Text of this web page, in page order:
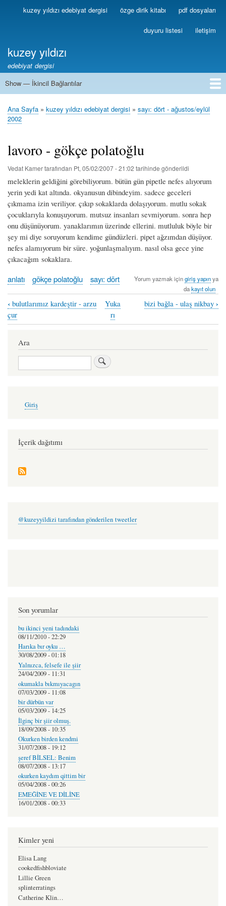
Ana
içeriğe
Birincilkuzey yıldızı edebiyat dergisi özge dirik kitabı pdf dosyaları
duyuru listesi iletişim
kuzey yıldızı
edebiyat dergisi
İkincil
Show — İkincil Bağlantılar
1
2
3
4
5
6
7
8
9
10
11
12
13
Sayfa
Ana Sayfa kuzey yıldızı edebiyat dergisi
sayı: dört - ağustos/eylül
2002
lavoro - gökçe polatoğlu
Vedat Kamertarafından Pt, 05/02/2007 - 21:02 tarihinde gönderildi
meleklerin geldiğini görebiliyorum. bütün gün pipetle nefes alıyorum
yerin yedi kat altında. okyanusun dibindeyim. sadece geceleri
çıkmama izin veriliyor. çıkıp sokaklarda dolaşıyorum. mutlu sokak
çocuklarıyla konuşuyorum. mutsuz insanları sevmiyorum. sonra hep
onu düşünüyorum. yanaklarımın üzerinde ellerini. mutluluk böyle bir
şey mi diye soruyorum kendime gündüzleri. pipet ağzımdan düşüyor.
nefes alamıyorum bir süre. yoğunlaşmalıyım. nasıl olsa gece yine
çıkacağım sokaklara.
anlatı gökçe polatoğlu sayı: dört Yorum yazmak içingiriş yapınya
dakayıt olun
Book
traversal
links
for
lavoro
gökçe
polatoğlu
‹ bulutlarımız kardeştir - arzu
çur
Yuka
rı
bizi bağla - ulaş nikbay ›
Ara
Ara
account
Giriş
İçerik dağıtımı
@kuzeyyildizi tarafından gönderilen tweetler
Son yorumlar
bu ikinci yeni tadındaki
08/11/2010 - 22:29
Harıka bır oyku …
30/08/2009 - 01:18
Yalnızca, felsefe ile şiir
24/04/2009 - 11:31
okumakla bıkmıyacagın
07/03/2009 - 11:08
bir dürbün var
05/03/2009 - 14:25
İlginç bir şiir olmuş.
18/09/2008 - 10:35
Okurken birden kendmi
31/07/2008 - 19:12
şeref BİLSEL: Benim
08/07/2008 - 13:17
okurken kaydım qittim bir
05/04/2008 - 00:26
EMEĞİNE VE DİLİNE
16/01/2008 - 00:33
Kimler yeni
Elisa Lang
cookedfishbloviate
Lillie Green
splinterratings
Catherine Klin…